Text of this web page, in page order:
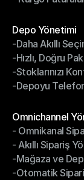
Depo Yönetimi
Depo Yönetimi
-Daha Akıllı
-Daha Akıllı
-Hızlı, Doğru
-Hızlı, Doğru
-Stoklarınızı
-Stoklarınızı
-Depoyu
Omnichannel
Omnichannel
- Omnikanal
- Omnikanal
- Akıllı Sipariş
- Akıllı Sipariş
-Mağaza ve
-Mağaza ve
-Otomatik